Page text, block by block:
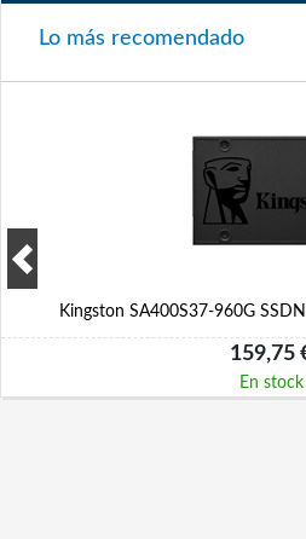
Lo más recomendado
Kingston SA400S37-960G
159,75
En stock